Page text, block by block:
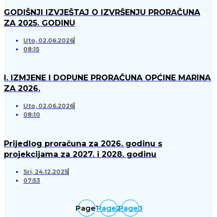
GODIŠNJI IZVJEŠTAJ O IZVRŠENJU PRORAČUNA
ZA 2025. GODINU
Uto, 02.06.2026
08:15
I. IZMJENE I DOPUNE PRORAČUNA OPĆINE MARINA
ZA 2026.
Uto, 02.06.2026
08:10
Prijedlog proračuna za 2026. godinu s
projekcijama za 2027. i 2028. godinu
Sri, 24.12.2025
07:53
Page1Page2Page3